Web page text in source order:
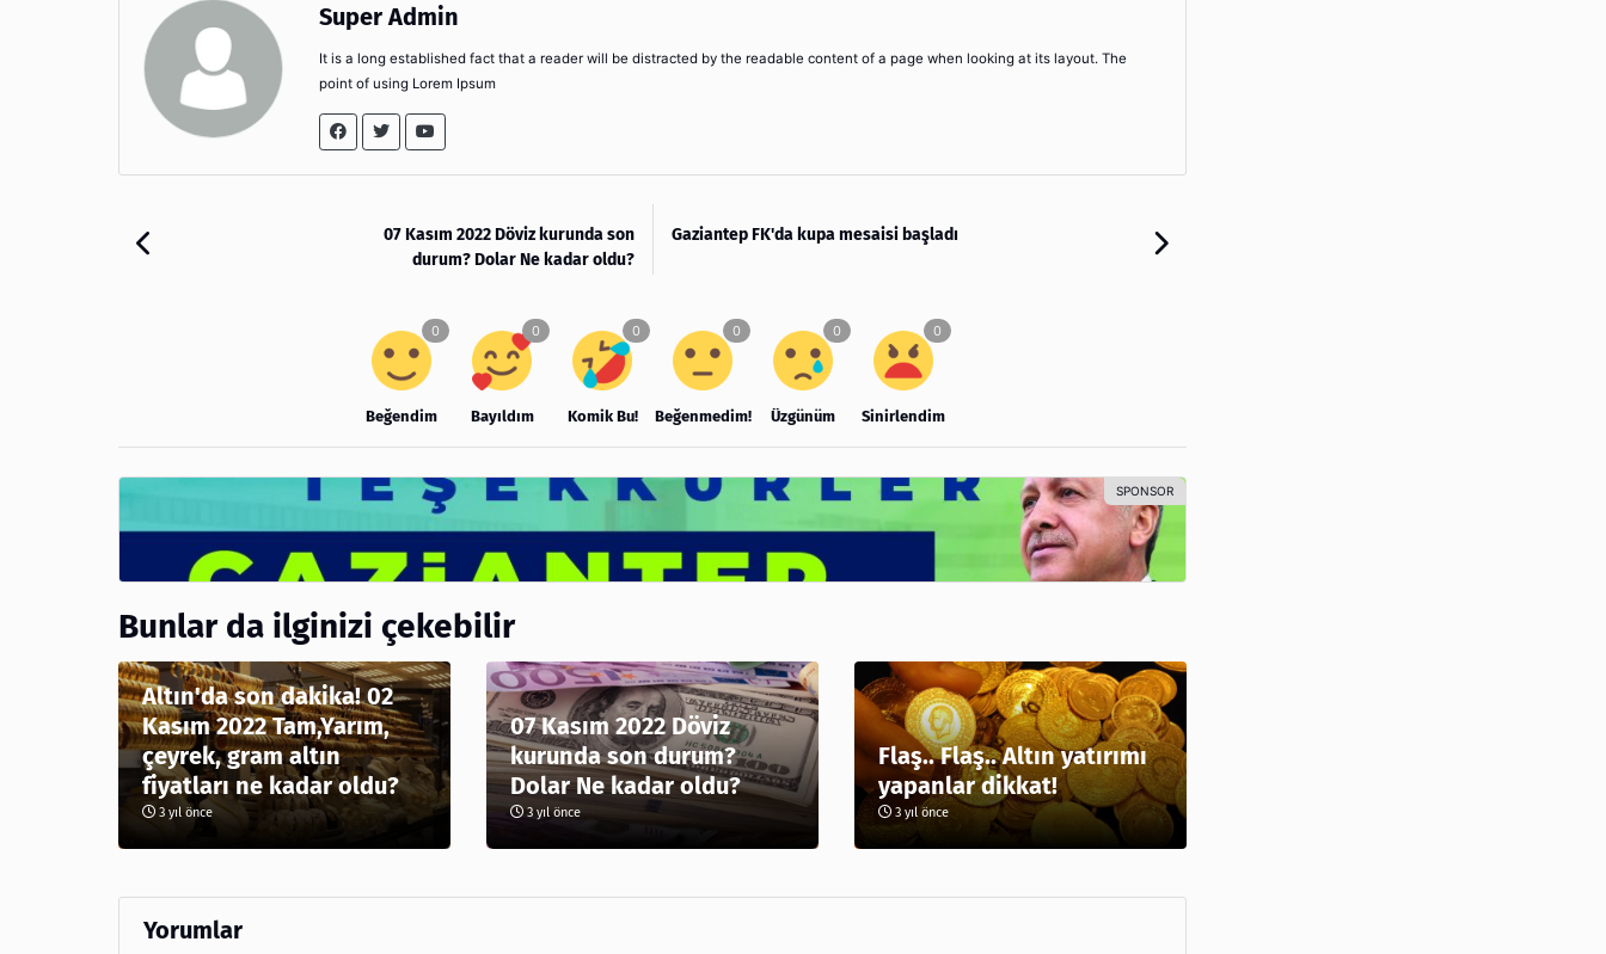
Super Admin
It is a long established fact that a reader will be distracted by the readable content of a page when looking at its layout. The
point of using Lorem Ipsum
07 Kasım 2022 Döviz kurunda son
durum? Dolar Ne kadar oldu?
Gaziantep FK'da kupa mesaisi başladı
Beğendim Bayıldım Komik Bu! Beğenmedim! Üzgünüm Sinirlendim
Bunlar da ilginizi çekebilir
Altın'da son dakika! 02
Kasım 2022 Tam,Yarım,
çeyrek, gram altın
fiyatları ne kadar oldu?
3 yıl önce
07 Kasım 2022 Döviz
kurunda son durum?
Dolar Ne kadar oldu?
3 yıl önce
Flaş.. Flaş.. Altın yatırımı
yapanlar dikkat!
3 yıl önce
Yorumlar